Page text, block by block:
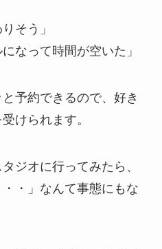
そう」
なって時間が空いた」
予約できるので、好き
けられます。
タジオに行ってみたら、
・」 なんて事態にもな